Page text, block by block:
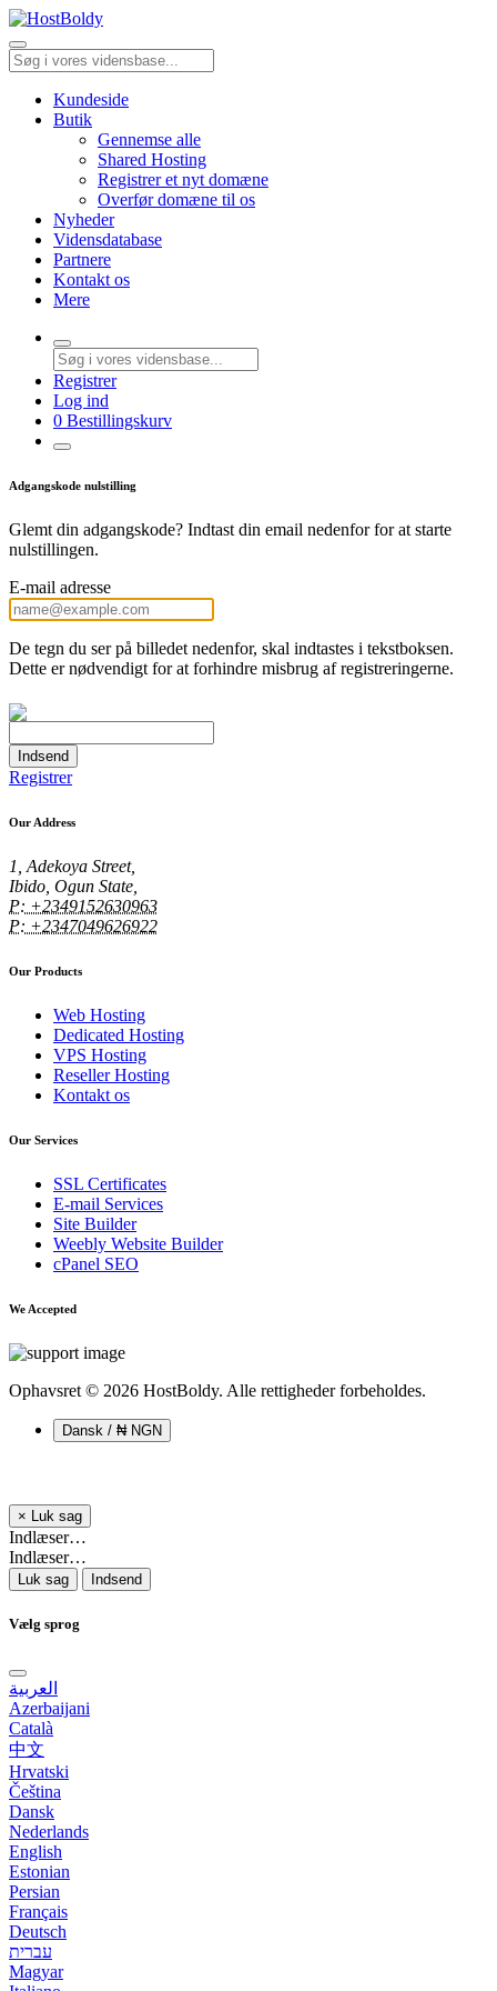
Kundeside
Butik
Gennemse alle
Shared Hosting
Registrer et nyt domæne
Overfør domæne til os
Nyheder
Vidensdatabase
Partnere
Kontakt os
Mere
Registrer
Log ind
0 Bestillingskurv
Adgangskode nulstilling
Glemt din adgangskode? Indtast din email nedenfor for at starte
nulstillingen.
E-mail adresse
De tegn du ser på billedet nedenfor, skal indtastes i tekstboksen.
Dette er nødvendigt for at forhindre misbrug af registreringerne.
Indsend
Registrer
Our Address
1, Adekoya Street,
Ibido, Ogun State,
P: +2349152630963
P: +2347049626922
Our Products
Web Hosting
Dedicated Hosting
VPS Hosting
Reseller Hosting
Kontakt os
Our Services
SSL Certificates
E-mail Services
Site Builder
Weebly Website Builder
cPanel SEO
We Accepted
Ophavsret © 2026 HostBoldy. Alle rettigheder forbeholdes.
Dansk / ₦ NGN
× Luk sag
Indlæser…
Indlæser…
Luk sag Indsend
Vælg sprog
العربية
Azerbaijani
Català
中文
Hrvatski
Čeština
Dansk
Nederlands
English
Estonian
Persian
Français
Deutsch
עברית
Magyar